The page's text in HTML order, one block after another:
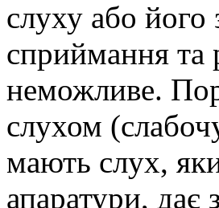
слуху або його
сприймання та
неможливе.
слухом
мають слух,
апаратури,